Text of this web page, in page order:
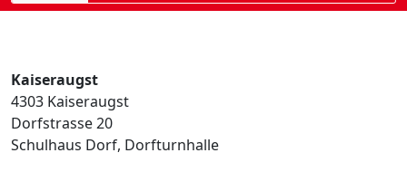
Kaiseraugst
4303 Kaiseraugst
Dorfstrasse 20
Schulhaus Dorf, Dorfturnhalle